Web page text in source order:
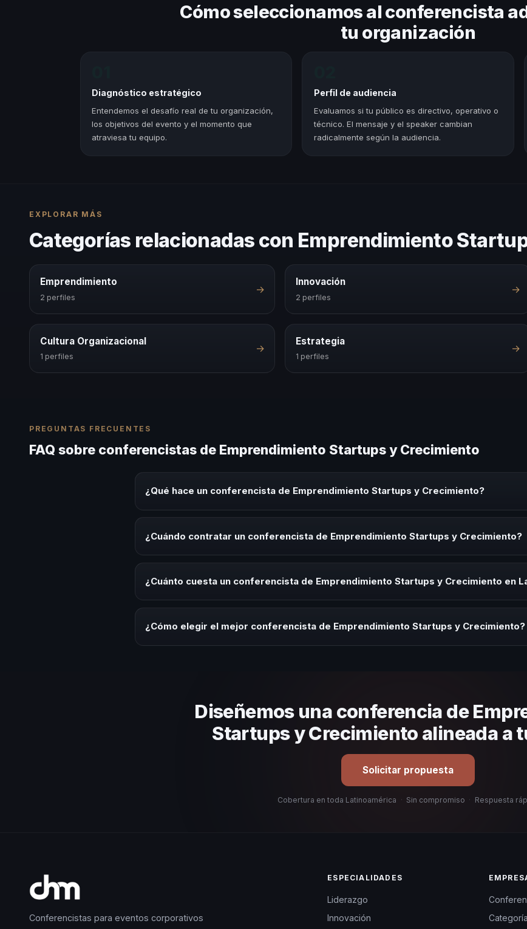
Cómo seleccionamos al conferencista
tu organización
Diagnóstico estratégico
Entendemos el desafío real de tu organización,
los objetivos del evento y el momento que
atraviesa tu equipo.
Perfil de audiencia
Evaluamos si tu público es directivo, operativo o
técnico. El mensaje y el speaker cambian
radicalmente según la audiencia.
EXPLORAR MÁS
Categorías relacionadas con Emprendimiento
Emprendimiento
2 perfiles
→
Innovación
2 perfiles
→
Cultura Organizacional
1 perfiles
→
Estrategia
1 perfiles
→
PREGUNTAS FRECUENTES
FAQ sobre conferencistas de Emprendimiento Startups y Crecimiento
¿Qué hace un conferencista de Emprendimiento Startups y Crecimiento?
aplicables para la audiencia.
¿Cuándo contratar un conferencista de Emprendimiento Startups y Crecimiento?
¿Cuánto cuesta un conferencista de Emprendimiento Startups y Crecimiento en
¿Cómo elegir el mejor conferencista de Emprendimiento Startups y Crecimiento?
Diseñemos una conferencia de
Startups y Crecimiento alineada a
Solicitar propuesta
Cobertura en toda Latinoamérica · Sin compromiso · Respuesta
Conferencistas para eventos corporativos
ESPECIALIDADES
Liderazgo
Innovación